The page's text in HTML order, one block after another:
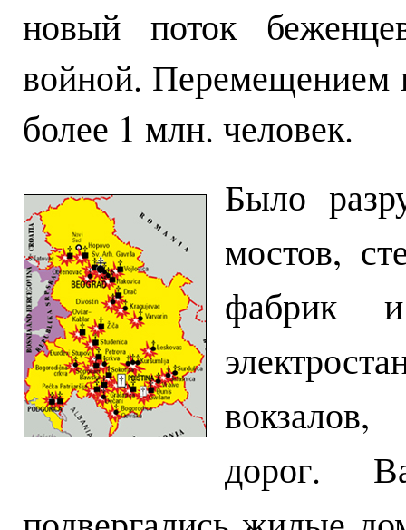
новый поток
войной. Перемещением
более 1 млн. человек.
Было
мостов,
фабрик
дорог.